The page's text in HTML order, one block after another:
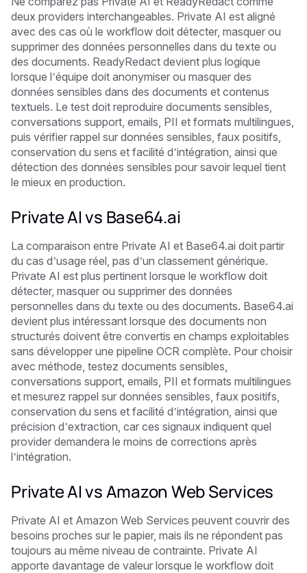
deux providers interchangeables. Private AI est aligné
avec des cas où le workflow doit détecter, masquer ou
supprimer des données personnelles dans du texte ou
des documents. ReadyRedact devient plus logique
lorsque l’équipe doit anonymiser ou masquer des
données sensibles dans des documents et contenus
textuels. Le test doit reproduire documents sensibles,
conversations support, emails, PII et formats multilingues,
puis vérifier rappel sur données sensibles, faux positifs,
conservation du sens et facilité d’intégration, ainsi que
détection des données sensibles pour savoir lequel tient
le mieux en production.
Private AI vs Base64.ai
La comparaison entre Private AI et Base64.ai doit partir
du cas d’usage réel, pas d’un classement générique.
Private AI est plus pertinent lorsque le workflow doit
détecter, masquer ou supprimer des données
personnelles dans du texte ou des documents. Base64.ai
devient plus intéressant lorsque des documents non
structurés doivent être convertis en champs exploitables
sans développer une pipeline OCR complète. Pour choisir
avec méthode, testez documents sensibles,
conversations support, emails, PII et formats multilingues
et mesurez rappel sur données sensibles, faux positifs,
conservation du sens et facilité d’intégration, ainsi que
précision d’extraction, car ces signaux indiquent quel
provider demandera le moins de corrections après
l’intégration.
Private AI vs Amazon Web Services
Private AI et Amazon Web Services peuvent couvrir des
besoins proches sur le papier, mais ils ne répondent pas
toujours au même niveau de contrainte. Private AI
apporte davantage de valeur lorsque le workflow doit